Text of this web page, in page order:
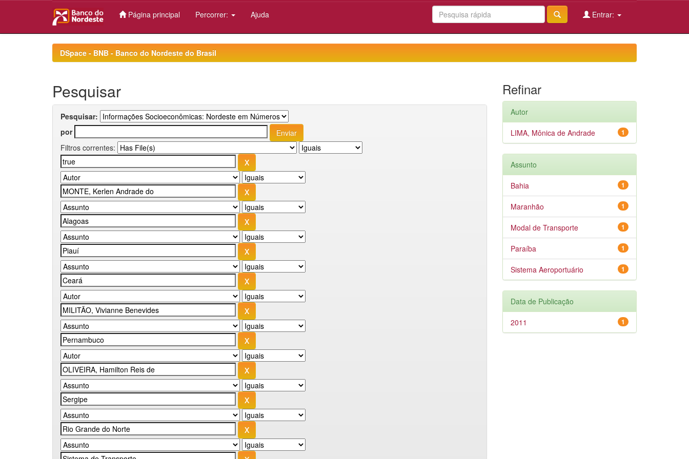
Página principal Percorrer: Ajuda Entrar:
DSpace - BNB - Banco do Nordeste do Brasil
Pesquisar
Pesquisar:
por
Filtros correntes:
Refinar
Autor
1
LIMA, Mônica de Andrade
Assunto
1
Bahia
1
Maranhão
1
Modal de Transporte
1
Paraíba
1
Sistema Aeroportuário
Data de Publicação
1
2011